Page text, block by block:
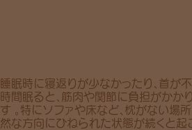
睡眠時に寝返りが少なかったり 、首
時間眠ると、 筋肉や関節に負担がかか
す 。特にソファや床など、枕がない場
然な方向にひねられた状態が続くと起